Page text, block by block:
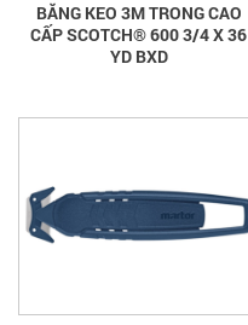
BĂNG KEO 3M TRONG CAO
CẤP SCOTCH® 600 3/4 X 36
YD BXD